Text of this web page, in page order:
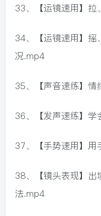
33、【运镜速用】
34、【运镜速用】摇
况.mp4
35、【声音速练】
36、【发声速练】
37、【手势速用】
38、【镜头表现】出
法.mp4